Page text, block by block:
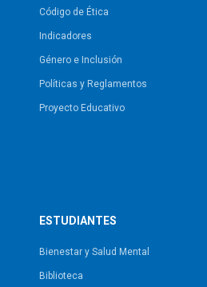
Código de Ética
Indicadores
Género e Inclusión
Políticas y Reglamentos​
Proyecto Educativo
ESTUDIANTES
Bienestar y Salud Mental
Biblioteca